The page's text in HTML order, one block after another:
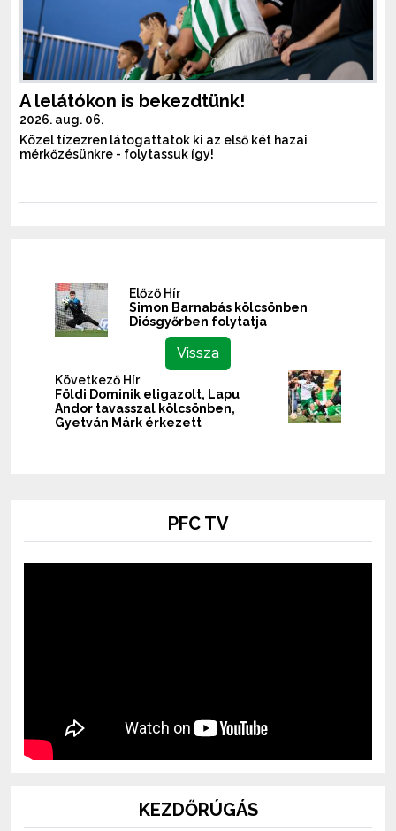
A lelátókon is bekezdtünk!
2026. aug. 06.
Közel tízezren látogattatok ki az első két hazai
mérkőzésünkre - folytassuk így!
Előző Hír
Simon Barnabás kölcsönben
Diósgyőrben folytatja
Vissza
Következő Hír
Földi Dominik eligazolt, Lapu
Andor tavasszal kölcsönben,
Gyetván Márk érkezett
PFC TV
KEZDŐRÚGÁS